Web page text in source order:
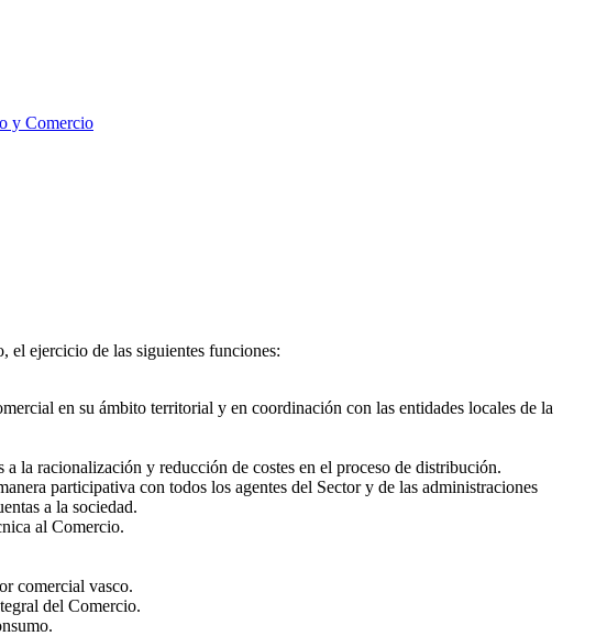
y Comercio
el ejercicio de las siguientes funciones:
en su ámbito territorial y en coordinación con las entidades locales de la
la racionalización y reducción de costes en el proceso de distribución.
participativa con todos los agentes del Sector y de las administraciones
a la sociedad.
al Comercio.
comercial vasco.
del Comercio.